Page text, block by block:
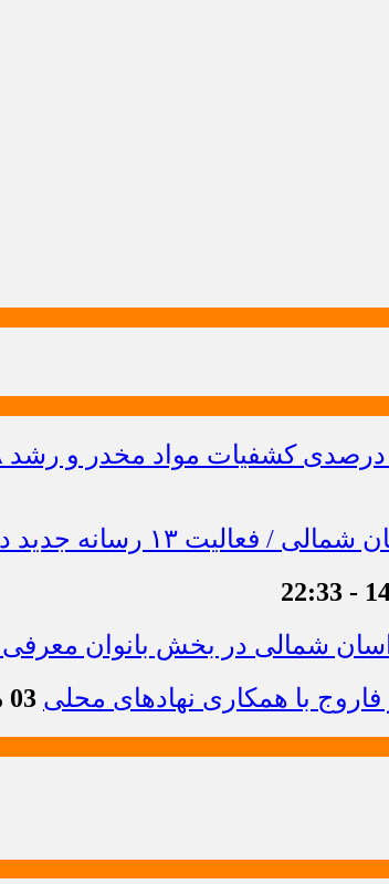
شمالی در بخش بانوان
با همکاری نهادهای محلی 03 مرداد 1405 - 13:21